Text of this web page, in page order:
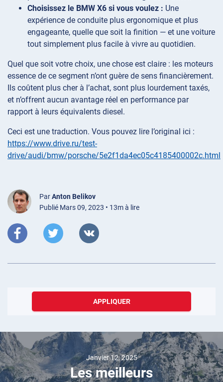
Choisissez le BMW X6 si vous voulez : Une
expérience de conduite plus ergonomique et plus
engageante, quelle que soit la finition — et une voiture
tout simplement plus facile à vivre au quotidien.
Quel que soit votre choix, une chose est claire : les moteurs
essence de ce segment n’ont guère de sens financièrement.
Ils coûtent plus cher à l’achat, sont plus lourdement taxés,
et n’offrent aucun avantage réel en performance par
rapport à leurs équivalents diesel.
Ceci est une traduction. Vous pouvez lire l’original ici :
https://www.drive.ru/test-
drive/audi/bmw/porsche/5e2f1da4ec05c4185400002c.html
ParAnton Belikov
Publié Mars 09, 2023 • 13m à lire
APPLIQUER
Janvier 12, 2025
Les meilleurs